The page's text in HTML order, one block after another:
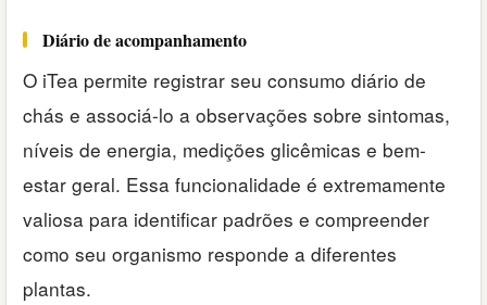
Diário de acompanhamento
O iTea permite registrar seu consumo diário de
chás e associá-lo a observações sobre sintomas,
níveis de energia, medições glicêmicas e bem-
estar geral. Essa funcionalidade é extremamente
valiosa para identificar padrões e compreender
como seu organismo responde a diferentes
plantas.